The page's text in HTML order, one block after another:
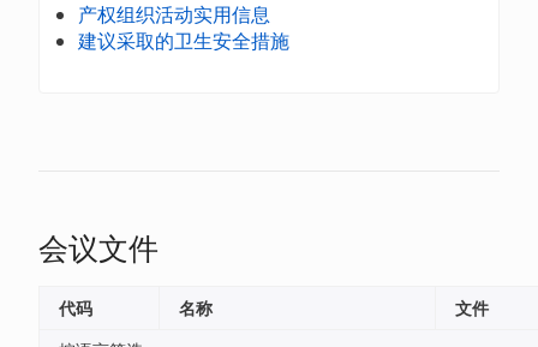
产权组织活动实用信息
建议采取的卫生安全措施
会议文件
代码 名称 文件